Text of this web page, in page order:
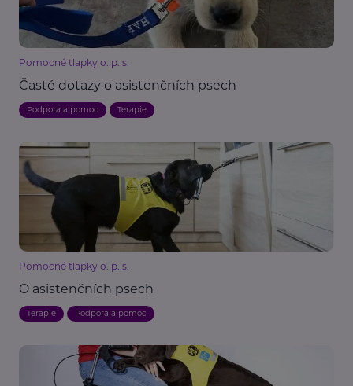
Pomocné tlapky o. p. s.
Časté dotazy o asistenčních psech
Podpora a pomoc Terapie
Pomocné tlapky o. p. s.
O asistenčních psech
Terapie Podpora a pomoc